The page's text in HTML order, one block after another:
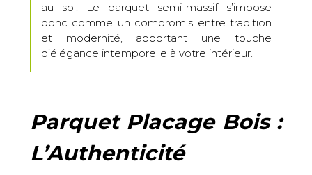
au sol. Le parquet semi-massif s’impose
donc comme un compromis entre tradition
et modernité, apportant une touche
d’élégance intemporelle à votre intérieur.
Parquet Placage Bois :
L’Authenticité